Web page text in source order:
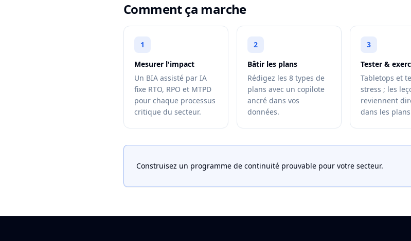
Comment ça marche
1
Mesurer l'impact
Un BIA assisté par IA
fixe RTO, RPO et MTPD
pour chaque processus
critique du secteur.
2
Bâtir les plans
Rédigez les 8 types de
plans avec un copilote
ancré dans vos
données.
3
Tester &
Tabletops et
stress ; les
reviennent
dans les
Construisez un programme de continuité prouvable pour votre secteur.